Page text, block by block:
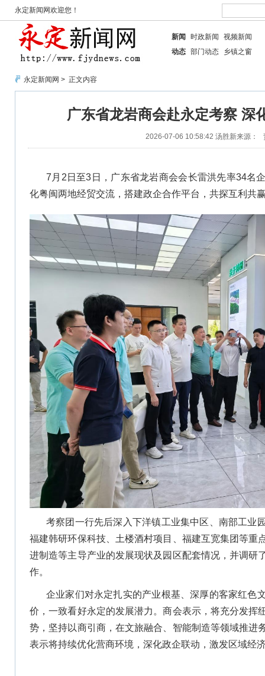
永定新闻网欢迎您！
新闻 时政新闻
视频新闻
动态 部门动态 乡镇之窗
永定新闻网 > 正文内容
广东省龙岩商会赴永定考察 深
2026-07-06 10:58:42 汤胜新来源：
7月2日至3日，广东省龙岩商会会长雷洪先率34名
化粤闽两地经贸交流，搭建政企合作平台，共探互利共
考察团一行先后深入下洋镇工业集中区、南部工业
福建韩研环保科技、土楼酒村项目、福建互宽集团等重
进制造等主导产业的发展现状及园区配套情况，并调研
作。
企业家们对永定扎实的产业根基、深厚的客家红色
价，一致看好永定的发展潜力。商会表示，将充分发挥
势，坚持以商引商，在文旅融合、智能制造等领域推进
表示将持续优化营商环境，深化政企联动，激发区域经